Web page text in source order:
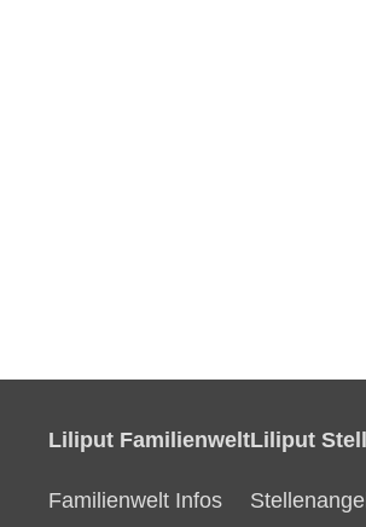
Liliput Familienwelt
Familienwelt Infos
Liliput